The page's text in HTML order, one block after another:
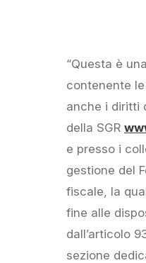
“Questa è
contenente
anche i diritti
della SGR
e presso i
gestione del
fiscale, la
fine alle
dall’articolo
sezione